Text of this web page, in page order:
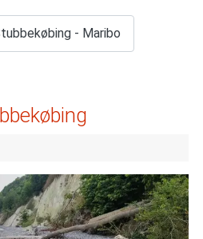
- Maribo